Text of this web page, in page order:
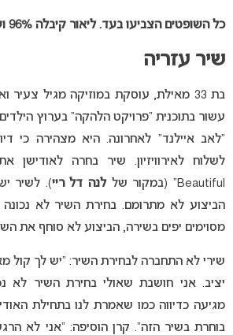
כל השופטים הצביעו בעד. ליאור קיבלה 96% ועוברת לשלב הבא.
שיר עזריה
בת 33 מאילת, עוסקת במוזיקה מגיל
עשור בתוכנית “פרויקט הלהקה” בערוץ
“לאב איילנד” לאחרונה. היא מצהירה כי
Beautiful” (במקור של
לנה דל ריי). לשיר
הביצוע לא מתרומם. בחירת השיר לא נכונה
מסוימים יפים בשירה, הביצוע לא סוחף את
שירי לא התחברה לבחירת השיר: “יש לך קול
יציב. אני חושבת שאולי בחירת השיר לא
מגיעה כדיווה כמו שאמרת לנו בתחילת
בוחרת בשיר הזה”. קרן הוסיפה: “אני לא